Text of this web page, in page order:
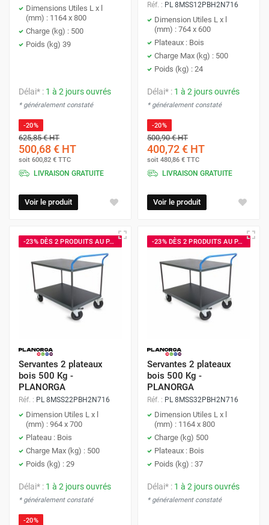
Dimensions Utiles L x l
(mm) : 1164 x 800
Charge (kg) : 500
Poids (kg) 39
Délai* : 1 à 2 jours ouvrés
* généralement constaté
-20%
625,85 €HT
500,68 € HT
soit 600,82 € TTC
LIVRAISON GRATUITE
Voir le produit
Réf. : PL 8MSS12PBH2N716
Dimension Utiles L x l
(mm) : 764 x 600
Plateaux : Bois
Charge Max (kg) : 500
Poids (kg) : 24
Délai* : 1 à 2 jours ouvrés
* généralement constaté
-20%
500,90 €HT
400,72 € HT
soit 480,86 € TTC
LIVRAISON GRATUITE
Voir le produit
-23% DÈS 2 PRODUITS AU PANIER
Servantes 2 plateaux
bois 500 Kg -
PLANORGA
Réf. : PL 8MSS22PBH2N716
Dimension Utiles L x l
(mm) : 964 x 700
Plateau : Bois
Charge Max (kg) : 500
Poids (kg) : 29
Délai* : 1 à 2 jours ouvrés
* généralement constaté
-20%
-23% DÈS 2 PRODUITS AU PANIER
Servantes 2 plateaux
bois 500 Kg -
PLANORGA
Réf. : PL 8MSS32PBH2N716
Dimension Utiles L x l
(mm) : 1164 x 800
Charge (kg) 500
Plateaux : Bois
Poids (kg) : 37
Délai* : 1 à 2 jours ouvrés
* généralement constaté